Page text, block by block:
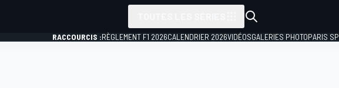
RACCOURCIS :RÈGLEMENT F1 2026CALENDRIER 2026VIDÉOSGALERIES PHOTOPARIS